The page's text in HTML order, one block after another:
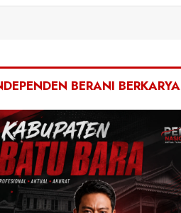
BERANI BERKARYA